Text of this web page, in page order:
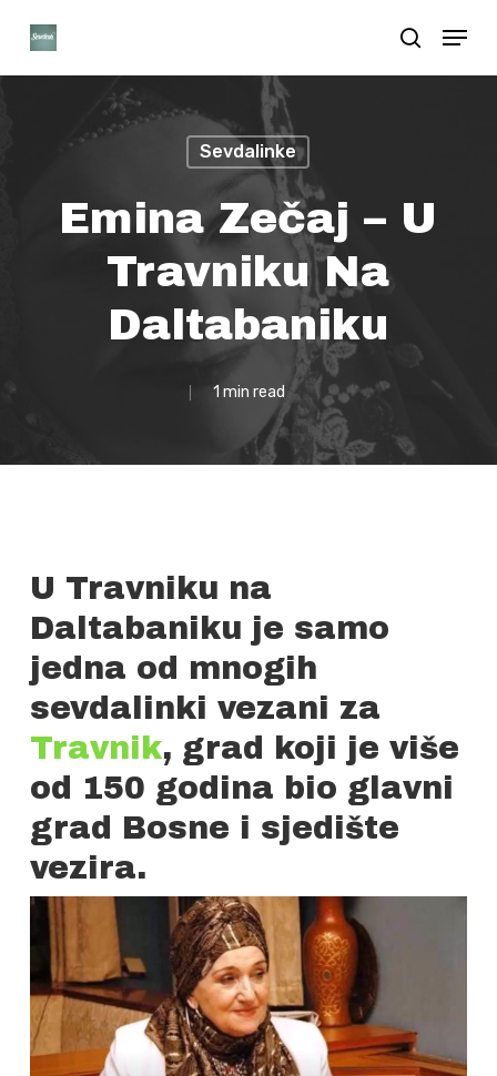
search
Menu
Sevdalinke
Emina Zečaj – U
Travniku Na
Daltabaniku
1 min read
U Travniku na
Daltabaniku je samo
jedna od mnogih
sevdalinki vezani za
Travnik, grad koji je više
od 150 godina bio glavni
grad Bosne i sjedište
vezira.
Close